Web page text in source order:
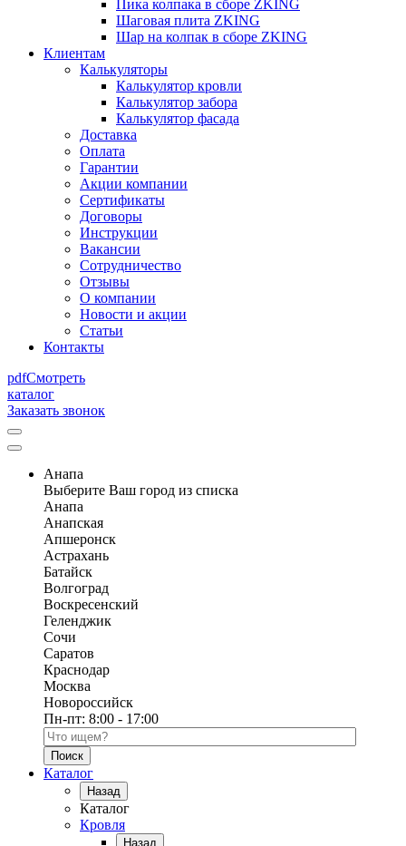
Пика колпака в сборе ZKING
Шаговая плита ZKING
Шар на колпак в сборе ZKING
Клиентам
Калькуляторы
Калькулятор кровли
Калькулятор забора
Калькулятор фасада
Доставка
Оплата
Гарантии
Акции компании
Сертификаты
Договоры
Инструкции
Вакансии
Сотрудничество
Отзывы
О компании
Новости и акции
Статьи
Контакты
pdfСмотреть
каталог
Заказать звонок
Анапа
Выберите Ваш город из списка
Анапа
Анапская
Апшеронск
Астрахань
Батайск
Волгоград
Воскресенский
Геленджик
Сочи
Саратов
Краснодар
Москва
Новороссийск
Пн-пт: 8:00 - 17:00
Поиск по каталогу
Каталог
Назад
Каталог
Кровля
Назад